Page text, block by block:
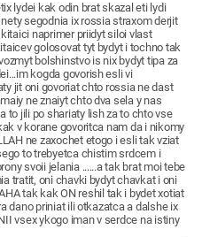
lydei kak odin brat skazal eti lydi
segodnia ix rossia straxom derjit
naprimer priidyt siloi vlast
golosovat tyt bydyt i tochno tak
bolshinstvo is nix bydyt tipa za
kogda govorish esli vi
jit oni govoriat chto rossia ne dast
ne znaiyt chto dva sela y nas
to jili po shariaty lish za to chto vse
v korane govoritca nam da i nikomy
ne zaxochet etogo i esli tak vziat
to trebyetca chistim srdcem i
svoii jelania ......a tak brat moi tebe
tratit, oni chavki bydyt chavkat i oni
tak kak ON reshil tak i bydet xotiat
dano priniat ili otkazatca a dalshe ix
vsex ykogo iman v serdce na istiny